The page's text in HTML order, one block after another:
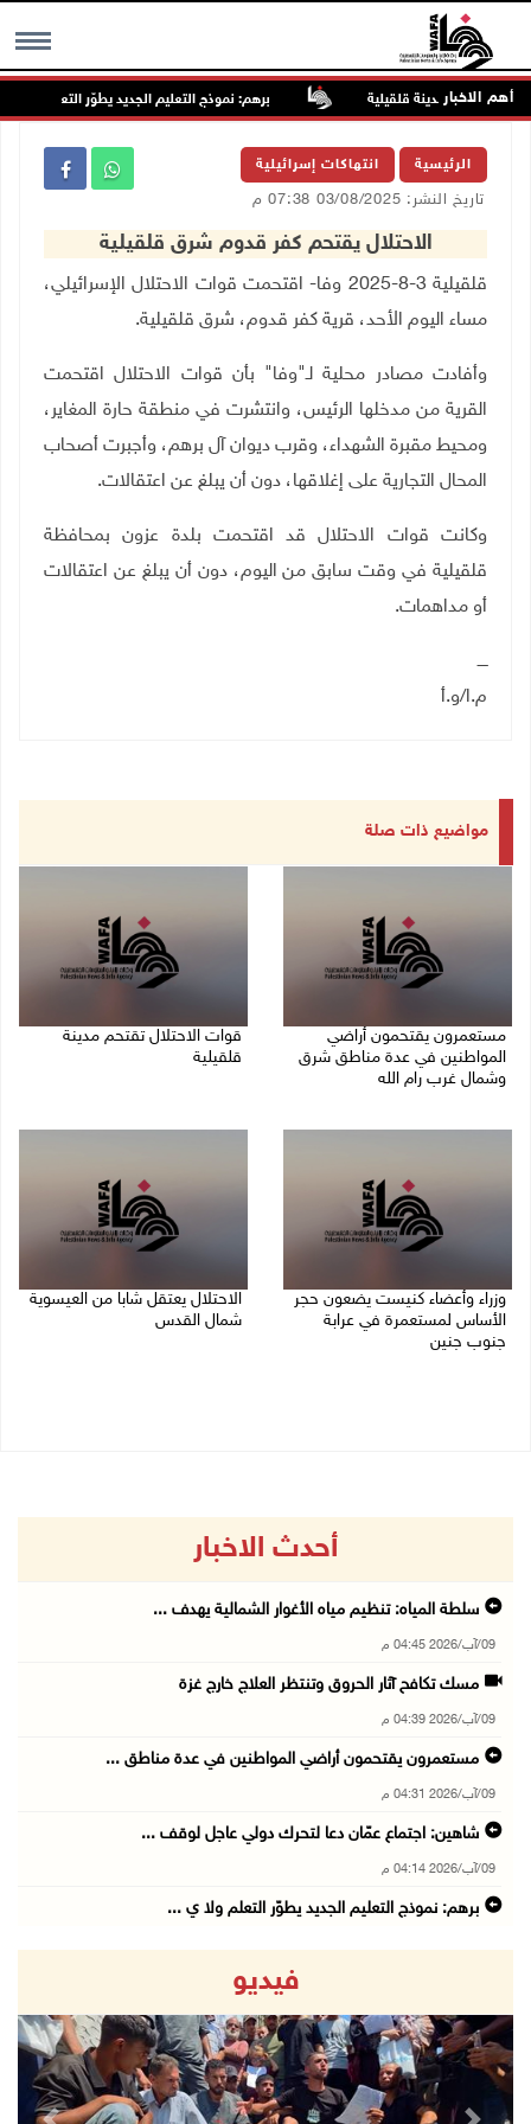
MENU أهم الاخبار
تقتحم مدينة قلقيلية برهم: نموذج التعليم الجديد يطوّر التعلم ولا
الرئيسية انتهاكات إسرائيلية
تاريخ النشر: 03/08/2025 07:38 م
الاحتلال يقتحم كفر قدوم شرق قلقيلية
قلقيلية 3-8-2025 وفا-
اقتحمت قوات الاحتلال الإسرائيلي،
مساء اليوم الأحد، قرية كفر قدوم، شرق قلقيلية.
وأفادت مصادر محلية لـ"وفا" بأن قوات الاحتلال اقتحمت
القرية من مدخلها الرئيس، وانتشرت في منطقة حارة المغاير،
ومحيط مقبرة الشهداء، وقرب ديوان آل برهم، وأجبرت أصحاب
المحال التجارية على إغلاقها، دون أن يبلغ عن اعتقالات.
وكانت قوات الاحتلال قد اقتحمت بلدة عزون بمحافظة
قلقيلية في وقت سابق من اليوم، دون أن يبلغ عن اعتقالات
أو مداهمات.
ــــ
م.ا/و.أ
مواضيع ذات صلة
مستعمرون يقتحمون أراضي
المواطنين في عدة مناطق شرق
وشمال غرب رام الله
قوات الاحتلال تقتحم مدينة
قلقيلية
وزراء وأعضاء كنيست يضعون حجر
الأساس لمستعمرة في عرابة
جنوب جنين
الاحتلال يعتقل شابا من العيسوية
شمال القدس
أحدث الاخبار
سلطة المياه: تنظيم مياه الأغوار الشمالية يهدف ...
09/آب/2026 04:45 م
مسك تكافح آثار الحروق وتنتظر العلاج خارج غزة
09/آب/2026 04:39 م
مستعمرون يقتحمون أراضي المواطنين في عدة مناطق ...
09/آب/2026 04:31 م
شاهين: اجتماع عمّان دعا لتحرك دولي عاجل لوقف ...
09/آب/2026 04:14 م
برهم: نموذج التعليم الجديد يطوّر التعلم ولا ي ...
عمان: وزير العدل يبحث مع نظيره الأردني التعاو ...
09/آب/2026 04:08 م
وزير الداخلية يلتقي اللجنة الاستشارية للنوع ا ...
فيديو